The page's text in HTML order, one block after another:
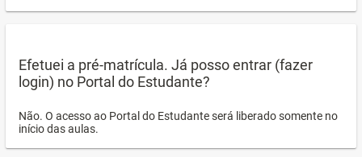
Efetuei a pré-matrícula. Já posso entrar (fazer
login) no Portal do Estudante?
Não. O acesso ao Portal do Estudante será liberado somente no
início das aulas.